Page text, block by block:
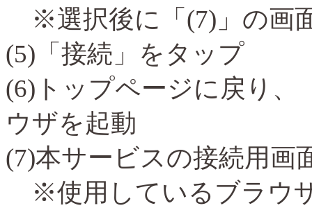
※選択後に「 (7) 」の画
(5) 「接続」をタップ
(6) トップページに戻り
ウザを起動
(7)本サービスの接続用画
※使用しているブラウ